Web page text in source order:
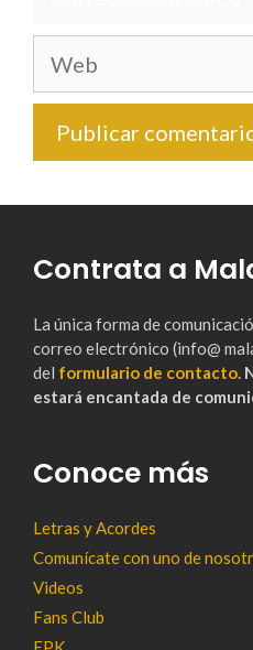
Web
Contrata a
La única forma de
correo electrónico (info@
del formulario de contacto.
estará encantada de
Conoce más
Letras y Acordes
Comunícate con uno de
Videos
Fans Club